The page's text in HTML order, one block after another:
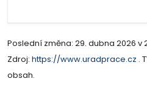
Poslední změna: 29. dubna 2026 v
Zdroj: https://www.uradprace.cz .
obsah.